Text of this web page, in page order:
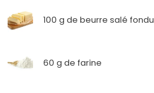
100 g de beurre salé fondu
60 g de farine